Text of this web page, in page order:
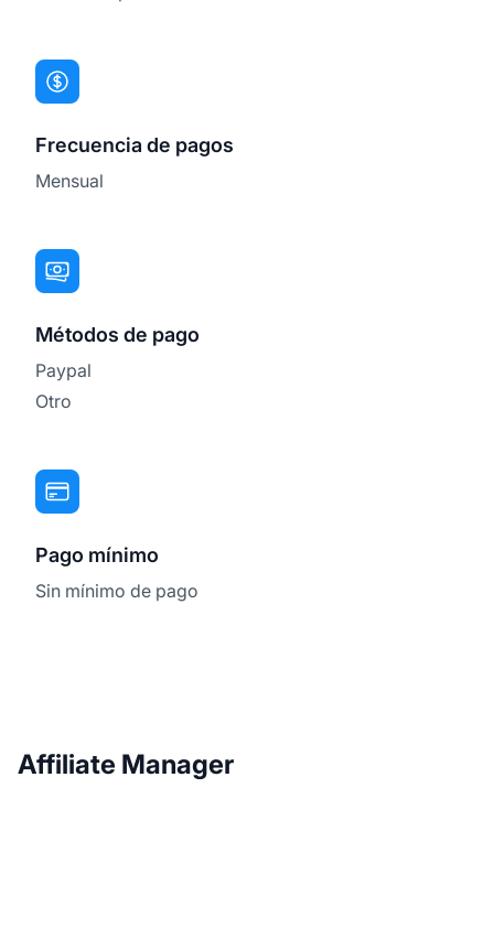
Frecuencia de pagos
Mensual
Métodos de pago
Paypal
Otro
Pago mínimo
Sin mínimo de pago
Affiliate Manager